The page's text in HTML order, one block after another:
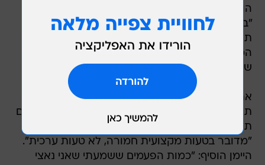
הוחלט לאתר לו תפקיד רוחבי". עוד אמר הגורם:
"ברור גם לאייזנר כי מדובר בתפקיד ניהולי שלא
תואם את מידותיו, אך עד שלא תתבהר התמונה
המשפטית בעניינו אין כוונה למנות אותו לתפקיד
שיהווה עבורו קידום".
אתמול היה זה מפקד אוגדה 36 של פיקוד הצפון,
תא"ל תמיר היימן,
שגיבה את אייזנר
ואמר בשיחה עם
תלמידי המכינה הקדם-צבאית באפרת כי בעיניו
"מדובר בטעות מקצועית חמורה, לא טעות ערכית".
היימן הוסיף: "כמות הפעמים ששמעתי שאני נאצי